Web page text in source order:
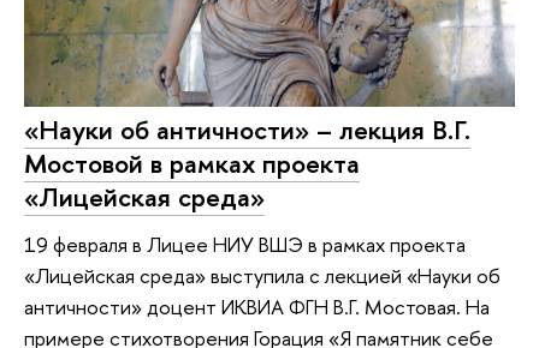
«Науки об античности» – лекция В.Г.
Мостовой в рамках проекта
«Лицейская среда»
19 февраля в Лицее НИУ ВШЭ в рамках проекта
«Лицейская среда» выступила с лекцией «Науки об
античности» доцент ИКВИА ФГН В.Г. Мостовая. На
примере стихотворения Горация «Я памятник себе